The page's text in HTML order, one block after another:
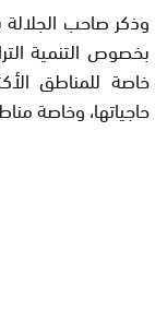
وذكر صاحب
بخصوص التنمية
خاصة للمناطق
حاجياتها، وخاصة